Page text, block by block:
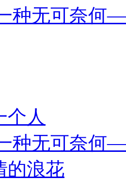
种无可奈
个人
种无可奈
的浪花